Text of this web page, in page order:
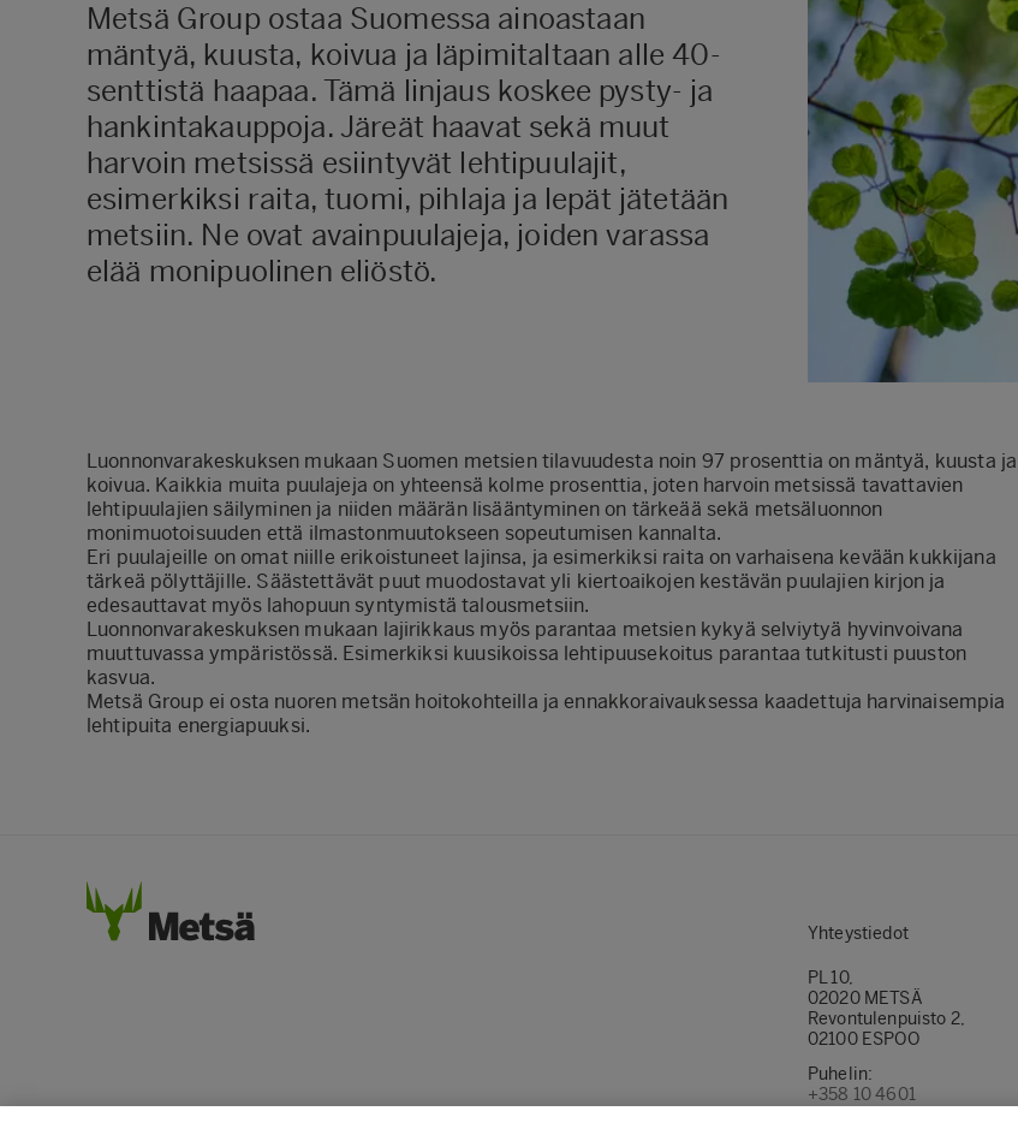
Metsä Group ostaa Suomessa ainoastaan
mäntyä, kuusta, koivua ja läpimitaltaan alle 40-
senttistä haapaa. Tämä linjaus koskee pysty- ja
hankintakauppoja. Järeät haavat sekä muut
harvoin metsissä esiintyvät lehtipuulajit,
esimerkiksi raita, tuomi, pihlaja ja lepät jätetään
metsiin. Ne ovat avainpuulajeja, joiden varassa
elää monipuolinen eliöstö.
Luonnonvarakeskuksen mukaan Suomen metsien tilavuudesta noin 97 prosenttia on mäntyä, kuusta ja
koivua. Kaikkia muita puulajeja on yhteensä kolme prosenttia, joten harvoin metsissä tavattavien
lehtipuulajien säilyminen ja niiden määrän lisääntyminen on tärkeää sekä metsäluonnon
monimuotoisuuden että ilmastonmuutokseen sopeutumisen kannalta.
Eri puulajeille on omat niille erikoistuneet lajinsa, ja esimerkiksi raita on varhaisena kevään kukkijana
tärkeä pölyttäjille. Säästettävät puut muodostavat yli kiertoaikojen kestävän puulajien kirjon ja
edesauttavat myös lahopuun syntymistä talousmetsiin.
Luonnonvarakeskuksen mukaan lajirikkaus myös parantaa metsienkykyä selviytyä hyvinvoivana
muuttuvassa ympäristössä. Esimerkiksi kuusikoissa lehtipuusekoitus parantaa tutkitusti puuston
kasvua.
Metsä Group ei osta nuoren metsän hoitokohteilla ja ennakkoraivauksessa kaadettuja harvinaisempia
lehtipuita energiapuuksi.
Yhteystiedot
PL 10,
02020 METSÄ
Revontulenpuisto 2,
02100 ESPOO
Puhelin:
+358 10 4601